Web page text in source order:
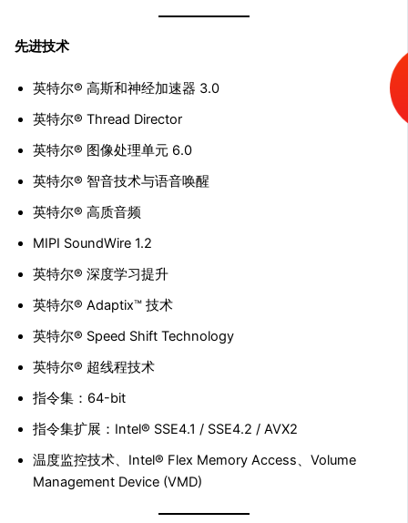
先进技术
英特尔® 高斯和神经加速器 3.0
英特尔® Thread Director
英特尔® 图像处理单元 6.0
英特尔® 智音技术与语音唤醒
英特尔® 高质音频
MIPI SoundWire 1.2
英特尔® 深度学习提升
英特尔® Adaptix™ 技术
英特尔® Speed Shift Technology
英特尔® 超线程技术
指令集：64-bit
指令集扩展：Intel® SSE4.1 / SSE4.2 / AVX2
温度监控技术、Intel® Flex Memory Access、Volume
Management Device (VMD)